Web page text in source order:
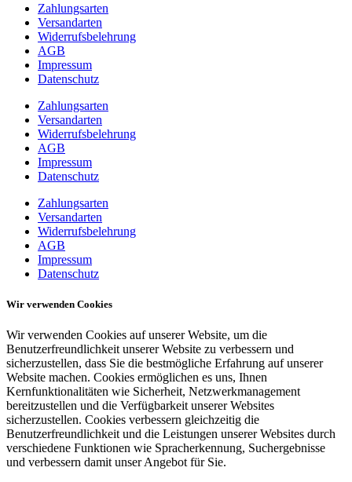
Zahlungsarten
Versandarten
Widerrufsbelehrung
AGB
Impressum
Datenschutz
Zahlungsarten
Versandarten
Widerrufsbelehrung
AGB
Impressum
Datenschutz
Zahlungsarten
Versandarten
Widerrufsbelehrung
AGB
Impressum
Datenschutz
Wir verwenden Cookies
Wir verwenden Cookies auf unserer Website, um die
Benutzerfreundlichkeit unserer Website zu verbessern und
sicherzustellen, dass Sie die bestmögliche Erfahrung auf unserer
Website machen. Cookies ermöglichen es uns, Ihnen
Kernfunktionalitäten wie Sicherheit, Netzwerkmanagement
bereitzustellen und die Verfügbarkeit unserer Websites
sicherzustellen. Cookies verbessern gleichzeitig die
Benutzerfreundlichkeit und die Leistungen unserer Websites durch
verschiedene Funktionen wie Spracherkennung, Suchergebnisse
und verbessern damit unser Angebot für Sie.